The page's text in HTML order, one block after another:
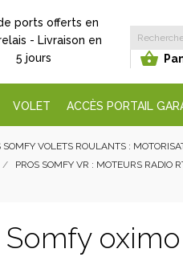
ports offerts en
- Livraison en
5 jours

VOLET ACCÈS PORTAIL
SOMFY VOLETS ROULANTS :
PROS SOMFY VR : MOTEURS RADIO
Somfy oximo